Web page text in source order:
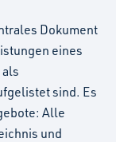
Dokument
eines
sind. Es
Alle
und